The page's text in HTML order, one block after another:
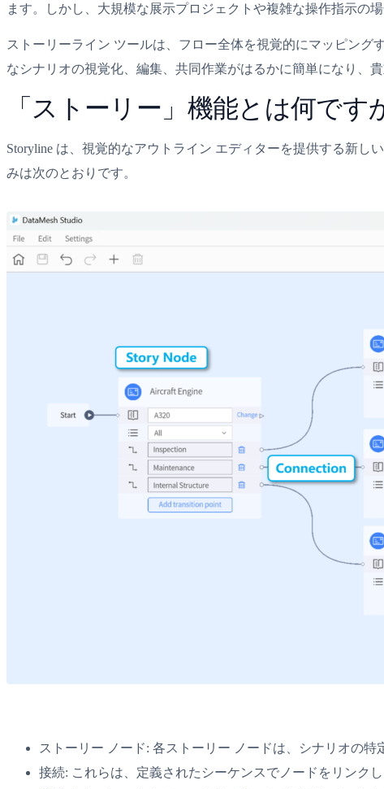
ます。しかし、大規模な展示プロジェクトや複雑な操作指示の
ストーリーライン ツールは、フロー全体を視覚的にマッピン
なシナリオの視覚化、編集、共同作業がはるかに簡単になり、
「ストーリー」機能とは何です
Storyline は、視覚的なアウトライン エディターを提供する新
みは次のとおりです。
ストーリー ノード: 各ストーリー ノードは、シナリオの
接続: これらは、定義されたシーケンスでノードをリンク